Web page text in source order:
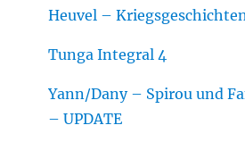
Heuvel –
Tunga Integral 4
Yann/Dany – Spirou und
– UPDATE